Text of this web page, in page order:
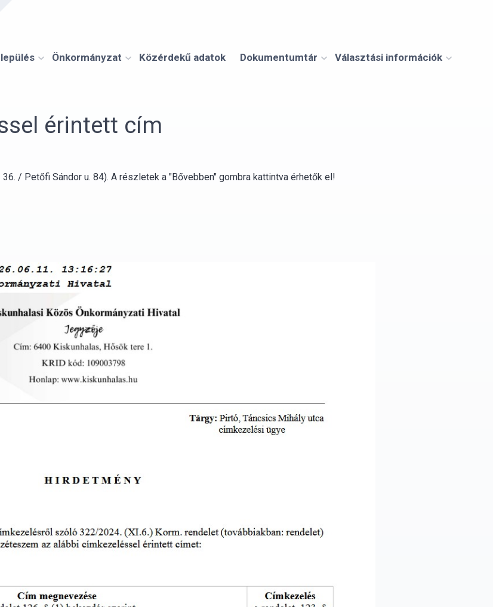
Önkormányzat Közérdekű adatok Dokumentumtár Választási információk
érintett cím
/ Petőfi Sándor u. 84). A részletek a "Bővebben" gombra kattintva érhetők el!